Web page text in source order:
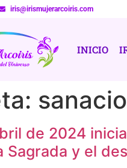
iris@irismujerarcoiris.com
INICIO
de 2024
Sagrada y el